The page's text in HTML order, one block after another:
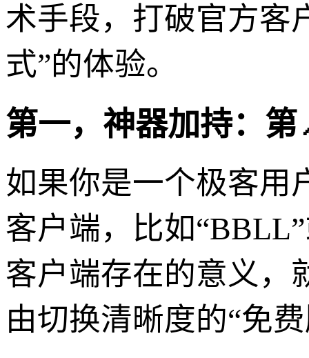
术手段，打破官方客
式”的体验。
第一，神器加持：
如果你是一个极客用
客户端，比如
客户端存在的意义，
由切换清晰度的“免